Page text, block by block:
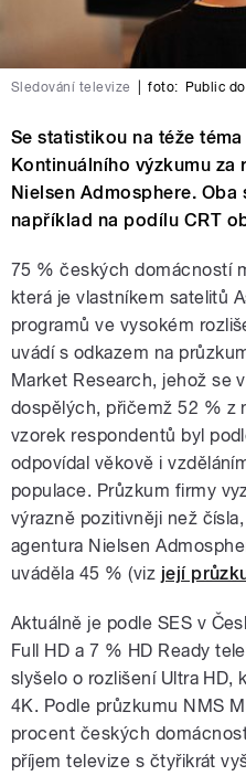
Sledování televize foto: Public
Se statistikou na téže
Kontinuálního výzkumu za
Nielsen Admosphere. Oba
například na podílu CRT
75 % českých domácností
která je vlastníkem satelitů
programů ve vysokém
uvádí s odkazem na
Market Research, jehož se
dospělých, přičemž 52 % z
vzorek respondentů byl
odpovídal věkově i
populace. Průzkum firmy
výrazně pozitivněji než
agentura Nielsen
uváděla 45 % (viz její
Aktuálně je podle SES v
Full HD a 7 % HD Ready
slyšelo o rozlišení Ultra HD,
4K. Podle průzkumu NMS
procent českých
příjem televize s čtyřikrát